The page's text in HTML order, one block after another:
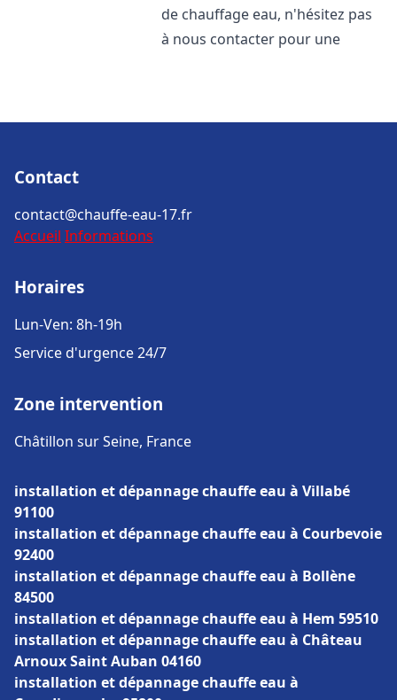
de chauffage eau, n'hésitez pas
à nous contacter pour une
Contact
contact@chauffe-eau-17.fr
Accueil Informations
Horaires
Lun-Ven: 8h-19h
Service d'urgence 24/7
Zone intervention
Châtillon sur Seine, France
installation et dépannage chauffe eau à Villabé
91100
installation et dépannage chauffe eau à Courbevoie
92400
installation et dépannage chauffe eau à Bollène
84500
installation et dépannage chauffe eau à Hem 59510
installation et dépannage chauffe eau à Château
Arnoux Saint Auban 04160
installation et dépannage chauffe eau à